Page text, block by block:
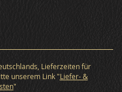
Lieferzeiten für
unserem Link "Liefer- &
"